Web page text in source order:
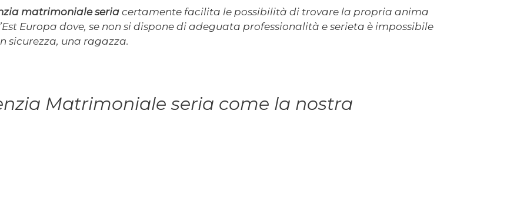
matrimoniale seria certamente facilita le possibilità di trovare la propria anima
Europa dove, se non si dispone di adeguata professionalità e serieta è impossibile
sicurezza, una ragazza.
Matrimoniale seria come la nostra